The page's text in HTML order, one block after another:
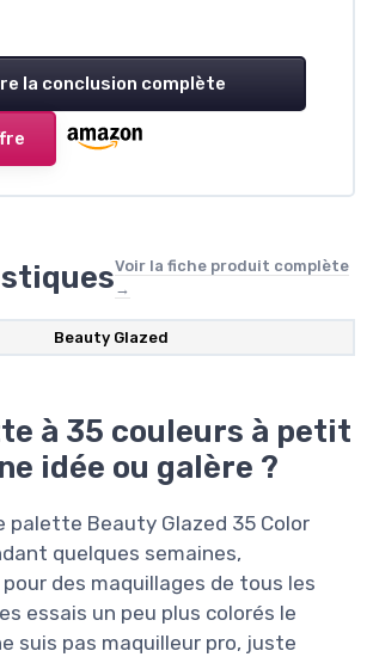
la conclusion complète
Voir la fiche produit complète
→
Beauty Glazed
à 35 couleurs à petit
idée ou galère ?
palette Beauty Glazed 35 Color
quelques semaines,
des maquillages de tous les
essais un peu plus colorés le
suis pas maquilleur pro, juste